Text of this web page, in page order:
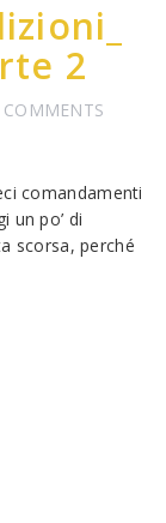
2
comandamenti
un po’ di
scorsa, perché